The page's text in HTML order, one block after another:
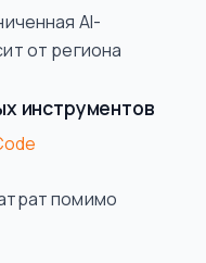
AI-
от региона
инструментов
помимо